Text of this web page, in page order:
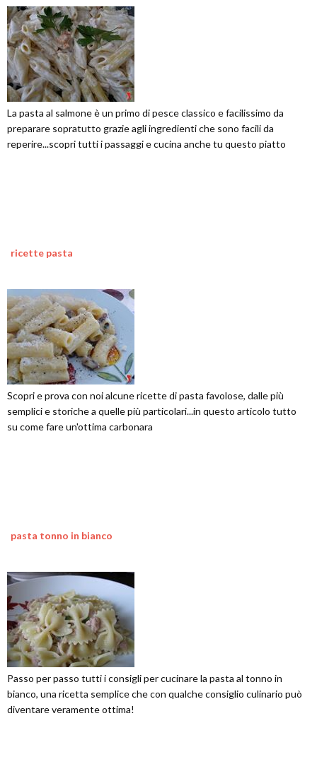
La pasta al salmone è un primo di pesce classico e facilissimo da
preparare sopratutto grazie agli ingredienti che sono facili da
reperire...scopri tutti i passaggi e cucina anche tu questo piatto
ricette pasta
Scopri e prova con noi alcune ricette di pasta favolose, dalle più
semplici e storiche a quelle più particolari...in questo articolo tutto
su come fare un'ottima carbonara
pasta tonno in bianco
Passo per passo tutti i consigli per cucinare la pasta al tonno in
bianco, una ricetta semplice che con qualche consiglio culinario può
diventare veramente ottima!